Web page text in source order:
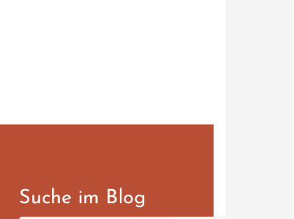
Suche im Blog